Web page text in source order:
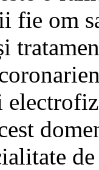
fie om